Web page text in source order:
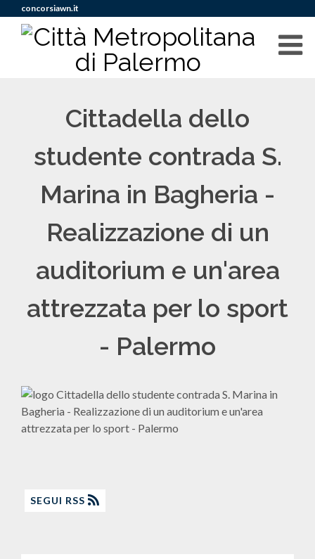
concorsiawn.it
Cittadella dello
studente contrada S.
Marina in Bagheria -
Realizzazione di un
auditorium e un'area
attrezzata per lo sport
- Palermo
SEGUI RSS